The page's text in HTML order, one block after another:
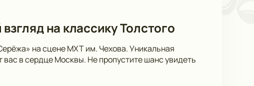
на классику Толстого
на сцене МХТ им. Чехова. Уникальная
в сердце Москвы. Не пропустите шанс увидеть